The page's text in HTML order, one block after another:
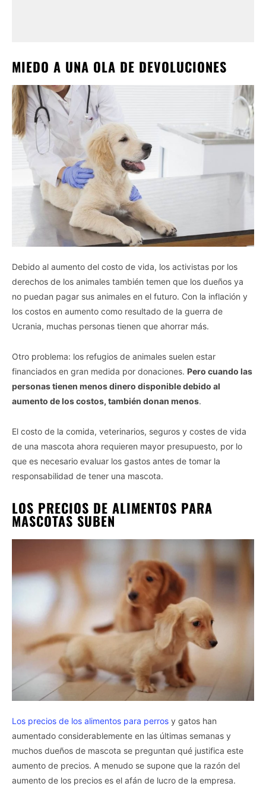
MIEDO A UNA OLA DE DEVOLUCIONES
Debido al aumento del costo de vida, los activistas por los
derechos de los animales también temen que los dueños ya
no puedan pagar sus animales en el futuro. Con la inflación y
los costos en aumento como resultado de la guerra de
Ucrania, muchas personas tienen que ahorrar más.
Otro problema: los refugios de animales suelen estar
financiados en gran medida por donaciones. Pero cuando las
personas tienen menos dinero disponible debido al
aumento de los costos, también donan menos.
El costo de la comida, veterinarios, seguros y costes de vida
de una mascota ahora requieren mayor presupuesto, por lo
que es necesario evaluar los gastos antes de tomar la
responsabilidad de tener una mascota.
LOS PRECIOS DE ALIMENTOS PARA
MASCOTAS SUBEN
Los precios de los alimentos para perros y gatos han
aumentado considerablemente en las últimas semanas y
muchos dueños de mascota se preguntan qué justifica este
aumento de precios. A menudo se supone que la razón del
aumento de los precios es el afán de lucro de la empresa.